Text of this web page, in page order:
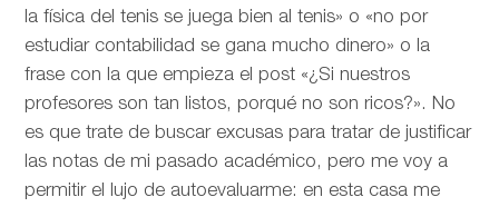
la física del tenis se juega bien al tenis» o «no por
estudiar contabilidad se gana mucho dinero» o la
frase con la que empieza el post «¿Si nuestros
profesores son tan listos, porqué no son ricos?». No
es que trate de buscar excusas para tratar de justificar
las notas de mi pasado académico, pero me voy a
permitir el lujo de autoevaluarme: en esta casa me